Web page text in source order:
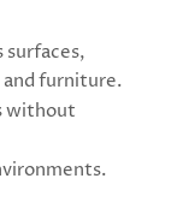
surfaces,
and furniture.
without